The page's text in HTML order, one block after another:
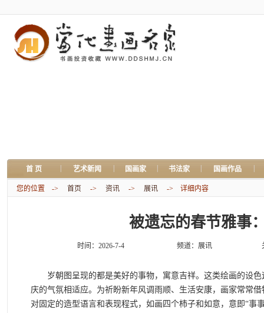
首 页 艺术新闻 国画家 书法家 国画作品
您的位置 -> 首页 -> 资讯 -> 展讯 -> 详细内容
被遗忘的春节雅事
时间：2026-7-4 频道： 展讯
岁朝图呈现的都是美好的事物，寓意吉祥。这类绘画的设色
庆的气氛相适应。为祈盼新年风调雨顺、生活安康，画家常常
对固定的造型语言和表现程式，如画四个柿子和如意，意即“事